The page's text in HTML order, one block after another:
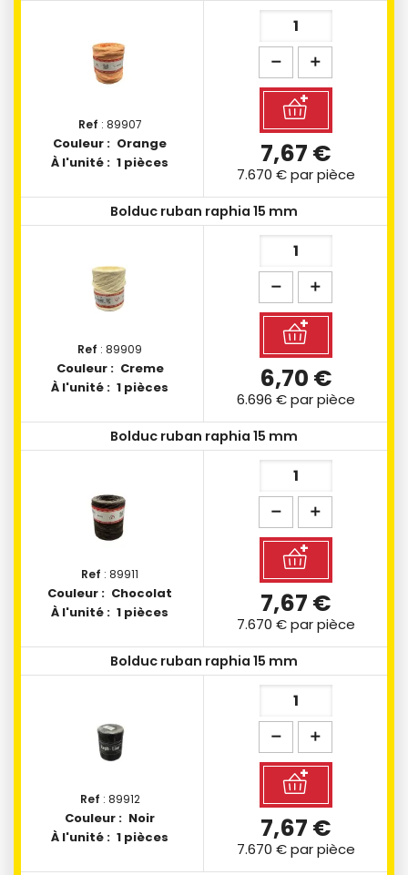
Ref : 89907
Couleur : Orange
À l'unité : 1 pièces 7,67 €
7.670 €par pièce
Ref : 89909
Couleur : Creme
À l'unité : 1 pièces
Bolduc ruban raphia 15 mm
6,70 €
6.696 €par pièce
Ref : 89911
Couleur : Chocolat
À l'unité : 1 pièces
Bolduc ruban raphia 15 mm
7,67 €
7.670 €par pièce
Ref : 89912
Couleur : Noir
À l'unité : 1 pièces
Bolduc ruban raphia 15 mm
7,67 €
7.670 €par pièce